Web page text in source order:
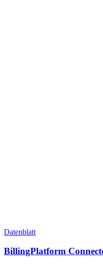
Datenblatt
BillingPlatform